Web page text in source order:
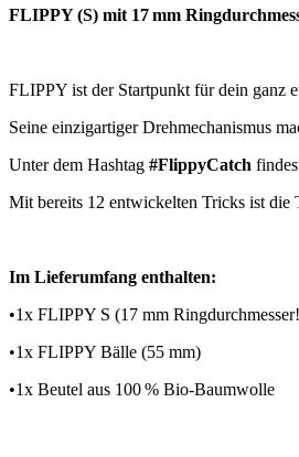
FLIPPY (S) mit 17 mm
FLIPPY ist der Startpunkt für dein ganz
Seine einzigartiger Drehmechanismus
Unter dem Hashtag #FlippyCatch
Mit bereits 12 entwickelten Tricks ist die
Im Lieferumfang enthalten:
•1x FLIPPY S (17 mm
•1x FLIPPY Bälle (55 mm)
•1x Beutel aus 100 % Bio-Baumwolle